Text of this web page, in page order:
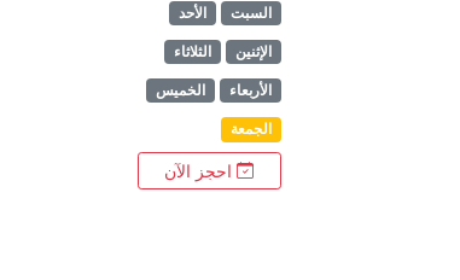
السبت
الأحد
الإثنين
الثلاثاء
الأربعاء
الخميس
الجمعة
احجز الآن